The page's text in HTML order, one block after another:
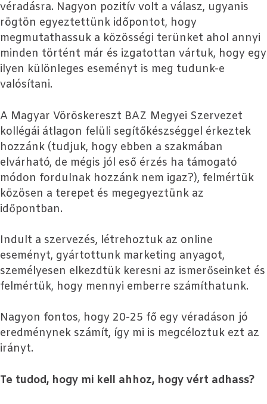
véradásra. Nagyon pozitív volt a válasz, ugyanis
rögtön egyeztettünk időpontot, hogy
megmutathassuk a közösségi terünket ahol annyi
minden történt már és izgatottan vártuk, hogy egy
ilyen különleges eseményt is meg tudunk-e
valósítani.
A Magyar Vöröskereszt BAZ Megyei Szervezet
kollégái átlagon felüli segítőkészséggel érkeztek
hozzánk (tudjuk, hogy ebben a szakmában
elvárható, de mégis jól eső érzés ha támogató
módon fordulnak hozzánk nem igaz?), felmértük
közösen a terepet és megegyeztünk az
időpontban.
Indult a szervezés, létrehoztuk az online
eseményt, gyártottunk marketing anyagot,
személyesen elkezdtük keresni az ismerőseinket és
felmértük, hogy mennyi emberre számíthatunk.
Nagyon fontos, hogy 20-25 fő egy véradáson jó
eredménynek számít, így mi is megcéloztuk ezt az
irányt.
Te tudod, hogy mi kell ahhoz, hogy vért adhass?